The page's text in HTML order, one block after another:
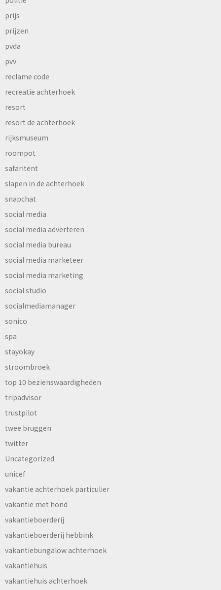
prijs
prijzen
pvda
pvv
reclame code
recreatie achterhoek
resort
resort de achterhoek
rijksmuseum
roompot
safaritent
slapen in de achterhoek
snapchat
social media
social media adverteren
social media bureau
social media marketeer
social media marketing
social studio
socialmediamanager
sonico
spa
stayokay
stroombroek
top 10 bezienswaardigheden
tripadvisor
trustpilot
twee bruggen
twitter
Uncategorized
unicef
vakantie achterhoek particulier
vakantie met hond
vakantieboerderij
vakantieboerderij hebbink
vakantiebungalow achterhoek
vakantiehuis
vakantiehuis achterhoek